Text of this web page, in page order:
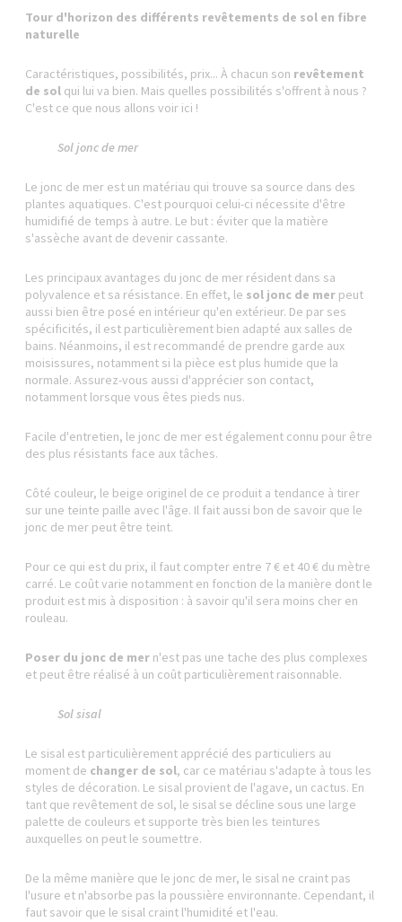
Tour d'horizon des différents revêtements de sol en fibre
naturelle
Caractéristiques, possibilités, prix... À chacun son revêtement
de sol qui lui va bien. Mais quelles possibilités s'offrent à nous ?
C'est ce que nous allons voir ici !
Sol jonc de mer
Le jonc de mer est un matériau qui trouve sa source dans des
plantes aquatiques. C'est pourquoi celui-ci nécessite d'être
humidifié de temps à autre. Le but : éviter que la matière
s'assèche avant de devenir cassante.
Les principaux avantages du jonc de mer résident dans sa
polyvalence et sa résistance. En effet, le sol jonc de mer peut
aussi bien être posé en intérieur qu'en extérieur. De par ses
spécificités, il est particulièrement bien adapté aux salles de
bains. Néanmoins, il est recommandé de prendre garde aux
moisissures, notamment si la pièce est plus humide que la
normale. Assurez-vous aussi d'apprécier son contact,
notamment lorsque vous êtes pieds nus.
Facile d'entretien, le jonc de mer est également connu pour être
des plus résistants face aux tâches.
Côté couleur, le beige originel de ce produit a tendance à tirer
sur une teinte paille avec l'âge. Il fait aussi bon de savoir que le
jonc de mer peut être teint.
Pour ce qui est du prix, il faut compter entre 7 € et 40 € du mètre
carré. Le coût varie notamment en fonction de la manière dont le
produit est mis à disposition : à savoir qu'il sera moins cher en
rouleau.
Poser du jonc de mer n'est pas une tache des plus complexes
et peut être réalisé à un coût particulièrement raisonnable.
Sol sisal
Le sisal est particulièrement apprécié des particuliers au
moment de changer de sol, car ce matériau s'adapte à tous les
styles de décoration. Le sisal provient de l'agave, un cactus. En
tant que revêtement de sol, le sisal se décline sous une large
palette de couleurs et supporte très bien les teintures
auxquelles on peut le soumettre.
De la même manière que le jonc de mer, le sisal ne craint pas
l'usure et n'absorbe pas la poussière environnante. Cependant, il
faut savoir que le sisal craint l'humidité et l'eau.